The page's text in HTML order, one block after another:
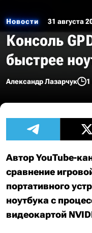
Новости 31 августа
Консоль
быстрее
Александр Лазарчук
Автор YouTube-
сравнение
портативного
ноутбука с
видеокартой